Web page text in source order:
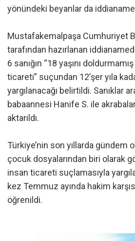
yönündeki beyanlar da
Mustafakemalpaşa Cumhuriyet
tarafından hazırlanan
6 sanığın “18 yaşını
ticareti” suçundan 12’şer yıla
yargılanacağı belirtildi. Sanıklar
babaannesi Hanife S. ile
aktarıldı.
Türkiye’nin son yıllarda gündem
çocuk dosyalarından biri olarak
insan ticareti suçlamasıyla
kez Temmuz ayında hakim
öğrenildi.